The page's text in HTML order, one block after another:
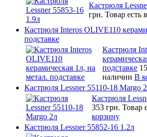
Кастрюля
грн. Товар есть
Кастрюля Interos OLIVE110
подставке
Кастрюля
подставке
наличии В
Кастрюля Lessner 55110-18 Margo
Кастрюля
353 грн. Товар
корзину
Кастрюля Lessner 55852-16 1.2л